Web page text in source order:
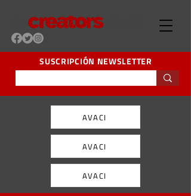
SUSCRIPCIÓN NEWSLETTER
AVACI
AVACI
AVACI